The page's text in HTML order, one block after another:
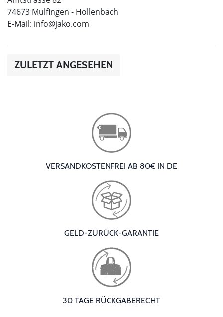
74673 Mulfingen - Hollenbach
E-Mail: info@jako.com
ZULETZT ANGESEHEN
VERSANDKOSTENFREI AB 80€ IN DE
GELD-ZURÜCK-GARANTIE
30 TAGE RÜCKGABERECHT